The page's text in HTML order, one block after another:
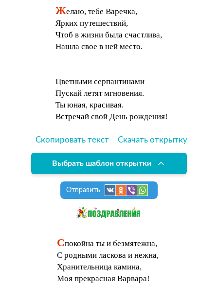
Желаю, тебе Варечка,
Ярких путешествий,
Чтоб в жизни была счастлива,
Нашла свое в ней место.
Цветными серпантинами
Пускай летят мгновения.
Ты юная, красивая.
Встречай свой День рождения!
Скопировать текст Скачать открытку
Выбрать шаблон открытки
Отправить
Спокойна ты и безмятежна,
С родными ласкова и нежна,
Хранительница камина,
Моя прекрасная Варвара!